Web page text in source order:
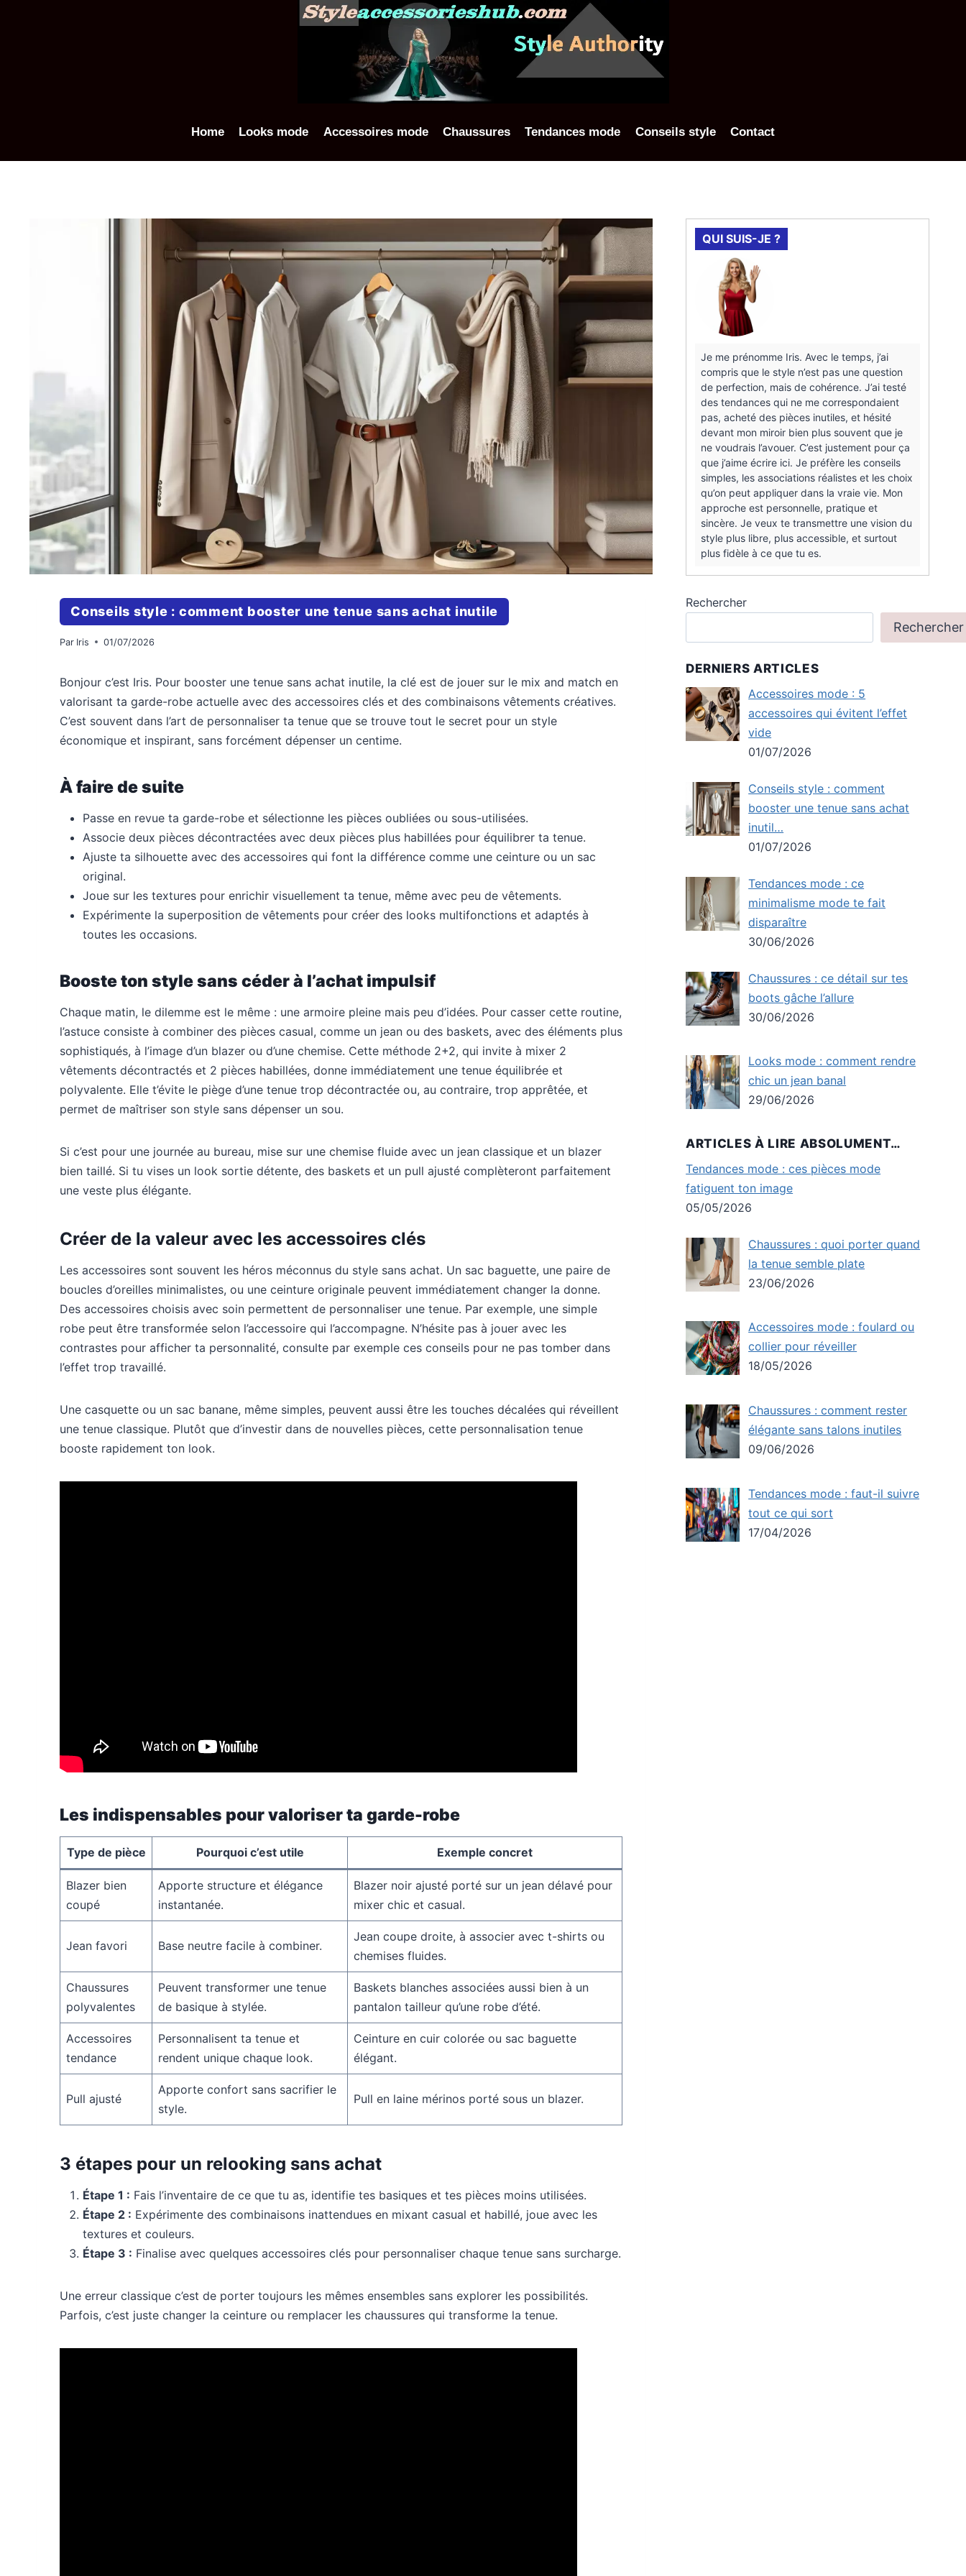
Home Looks mode Accessoires mode Chaussures Tendances mode Conseils style Contact
Conseils style : comment booster une tenue sans achat inutile
Par Iris 01/07/2026
Bonjour c’est Iris. Pour booster une tenue sans achat inutile, la clé est de jouer sur le mix and match en
valorisant ta garde-robe actuelle avec des accessoires clés et des combinaisons vêtements créatives.
C’est souvent dans l’art de personnaliser ta tenue que se trouve tout le secret pour un style
économique et inspirant, sans forcément dépenser un centime.
À faire de suite
Passe en revue ta garde-robe et sélectionne les pièces oubliées ou sous-utilisées.
Associe deux pièces décontractées avec deux pièces plus habillées pour équilibrer ta tenue.
Ajuste ta silhouette avec des accessoires qui font la différence comme une ceinture ou un sac
original.
Joue sur les textures pour enrichir visuellement ta tenue, même avec peu de vêtements.
Expérimente la superposition de vêtements pour créer des looks multifonctions et adaptés à
toutes les occasions.
Booste ton style sans céder à l’achat impulsif
Chaque matin, le dilemme est le même : une armoire pleine mais peu d’idées. Pour casser cette routine,
l’astuce consiste à combiner des pièces casual, comme un jean ou des baskets, avec des éléments plus
sophistiqués, à l’image d’un blazer ou d’une chemise. Cette méthode 2+2, qui invite à mixer 2
vêtements décontractés et 2 pièces habillées, donne immédiatement une tenue équilibrée et
polyvalente. Elle t’évite le piège d’une tenue trop décontractée ou, au contraire, trop apprêtée, et
permet de maîtriser son style sans dépenser un sou.
Si c’est pour une journée au bureau, mise sur une chemise fluide avec un jean classique et un blazer
bien taillé. Si tu vises un look sortie détente, des baskets et un pull ajusté complèteront parfaitement
une veste plus élégante.
Créer de la valeur avec les accessoires clés
Les accessoires sont souvent les héros méconnus du style sans achat. Un sac baguette, une paire de
boucles d’oreilles minimalistes, ou une ceinture originale peuvent immédiatement changer la donne.
Des accessoires choisis avec soin permettent de personnaliser une tenue. Par exemple, une simple
robe peut être transformée selon l’accessoire qui l’accompagne. N’hésite pas à jouer avec les
contrastes pour afficher ta personnalité, consulte par exemple ces conseils pour ne pas tomber dans
l’effet trop travaillé.
Une casquette ou un sac banane, même simples, peuvent aussi être les touches décalées qui réveillent
une tenue classique. Plutôt que d’investir dans de nouvelles pièces, cette personnalisation tenue
booste rapidement ton look.
Les indispensables pour valoriser ta garde-robe
Type de pièce Pourquoi c’est utile Exemple concret
Blazer bien
coupé
Apporte structure et élégance
instantanée.
Blazer noir ajusté porté sur un jean délavé pour
mixer chic et casual.
Jean favori Base neutre facile à combiner.
Jean coupe droite, à associer avec t-shirts ou
chemises fluides.
Chaussures
polyvalentes
Peuvent transformer une tenue
de basique à stylée.
Baskets blanches associées aussi bien à un
pantalon tailleur qu’une robe d’été.
Accessoires
tendance
Personnalisent ta tenue et
rendent unique chaque look.
Ceinture en cuir colorée ou sac baguette
élégant.
Pull ajusté
Apporte confort sans sacrifier le
style.
Pull en laine mérinos porté sous un blazer.
3 étapes pour un relooking sans achat
Étape 1 : Fais l’inventaire de ce que tu as, identifie tes basiques et tes pièces moins utilisées.
Étape 2 : Expérimente des combinaisons inattendues en mixant casual et habillé, joue avec les
textures et couleurs.
Étape 3 : Finalise avec quelques accessoires clés pour personnaliser chaque tenue sans surcharge.
Une erreur classique c’est de porter toujours les mêmes ensembles sans explorer les possibilités.
Parfois, c’est juste changer la ceinture ou remplacer les chaussures qui transforme la tenue.
QUI SUIS-JE ?
Je me prénomme Iris. Avec le temps, j’ai
compris que le style n’est pas une question
de perfection, mais de cohérence. J’ai testé
des tendances qui ne me correspondaient
pas, acheté des pièces inutiles, et hésité
devant mon miroir bien plus souvent que je
ne voudrais l’avouer. C’est justement pour ça
que j’aime écrire ici. Je préfère les conseils
simples, les associations réalistes et les choix
qu’on peut appliquer dans la vraie vie. Mon
approche est personnelle, pratique et
sincère. Je veux te transmettre une vision du
style plus libre, plus accessible, et surtout
plus fidèle à ce que tu es.
Rechercher
Rechercher
DERNIERS ARTICLES
Accessoires mode : 5
accessoires qui évitent l’effet
vide
01/07/2026
Conseils style : comment
booster une tenue sans achat
inutil…
01/07/2026
Tendances mode : ce
minimalisme mode te fait
disparaître
30/06/2026
Chaussures : ce détail sur tes
boots gâche l’allure
30/06/2026
Looks mode : comment rendre
chic un jean banal
29/06/2026
ARTICLES À LIRE ABSOLUMENT…
Tendances mode : ces pièces mode
fatiguent ton image
05/05/2026
Chaussures : quoi porter quand
la tenue semble plate
23/06/2026
Accessoires mode : foulard ou
collier pour réveiller
18/05/2026
Chaussures : comment rester
élégante sans talons inutiles
09/06/2026
Tendances mode : faut-il suivre
tout ce qui sort
17/04/2026